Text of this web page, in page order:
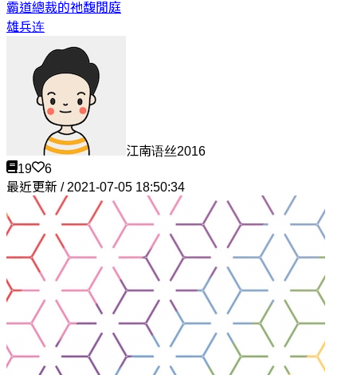
霸道總裁的祂馥閒庭
雄兵连
江南语丝2016
19
6
最近更新 / 2021-07-05 18:50:34